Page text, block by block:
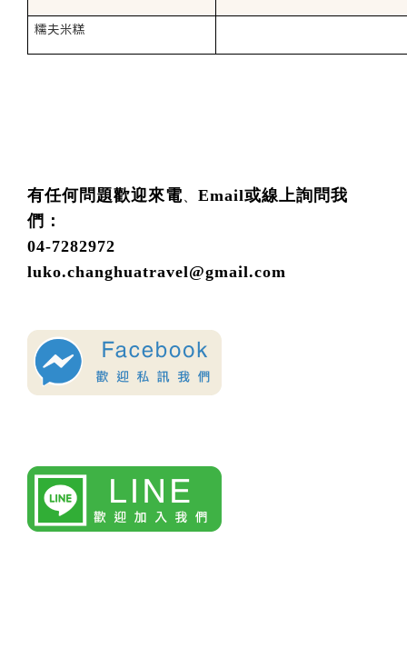
糯夫米糕
有任何問題歡迎來電
Email或線上詢問我
們：
04-7282972
luko.changhuatravel@gmail.com